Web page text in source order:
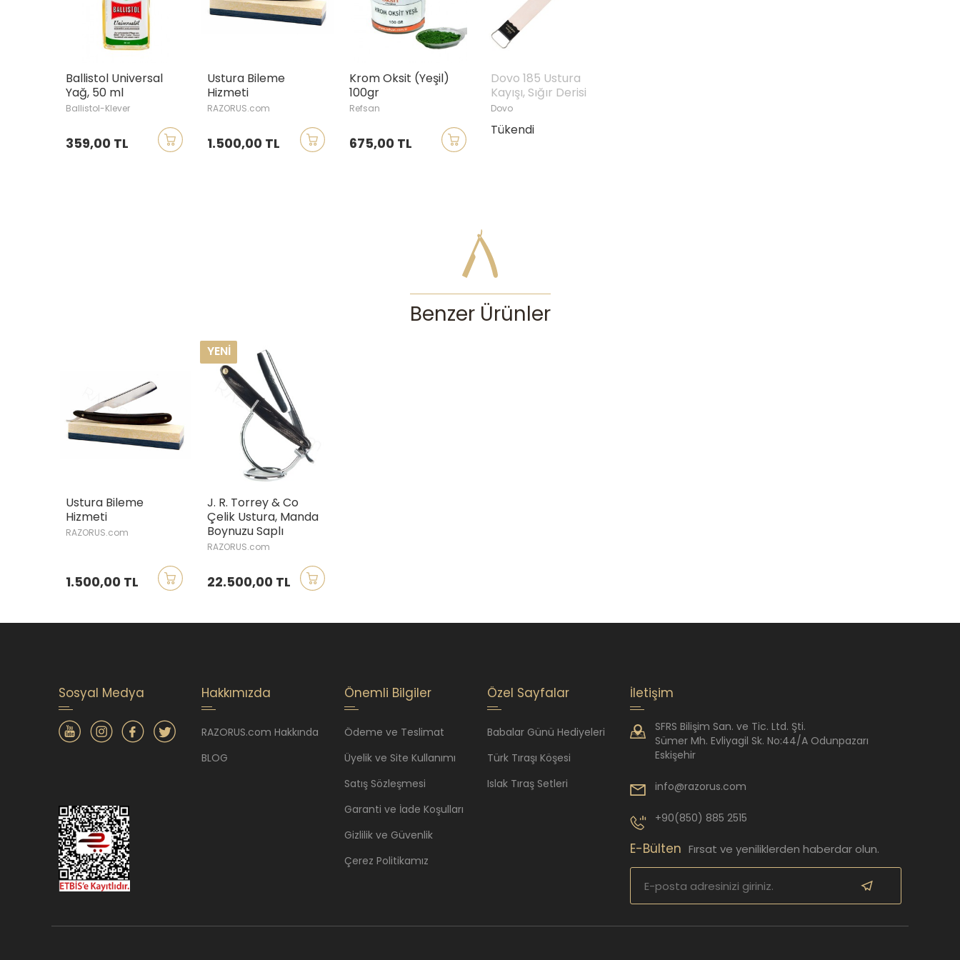
Ballistol Universal
Yağ, 50 ml
Ballistol-Klever
359,00 TL
Ustura Bileme
Hizmeti
RAZORUS.com
1.500,00 TL
Krom Oksit (Yeşil)
100gr
Refsan
675,00 TL
Dovo 185 Ustura
Kayışı, Sığır Derisi
Dovo
Tükendi
Benzer Ürünler
Ustura Bileme
Hizmeti
RAZORUS.com
1.500,00 TL
YENI
J. R. Torrey & Co
Çelik Ustura, Manda
Boynuzu Saplı
RAZORUS.com
22.500,00 TL
Sosyal Medya Hakkımızda
RAZORUS.com Hakkında
BLOG
Önemli Bilgiler
Ödeme ve Teslimat
Üyelik ve Site Kullanımı
Satış Sözleşmesi
Garanti ve İade Koşulları
Gizlilik ve Güvenlik
Çerez Politikamız
Özel Sayfalar
Babalar Günü Hediyeleri
Türk Tıraşı Köşesi
Islak Tıraş Setleri
İletişim
SFRS Bilişim San. ve Tic. Ltd. Şti.
Sümer Mh. Evliyagil Sk. No:44/A Odunpazarı
Eskişehir
info@razorus.com
+90(850) 885 2515
E-Bülten Fırsat ve yeniliklerden haberdar olun.